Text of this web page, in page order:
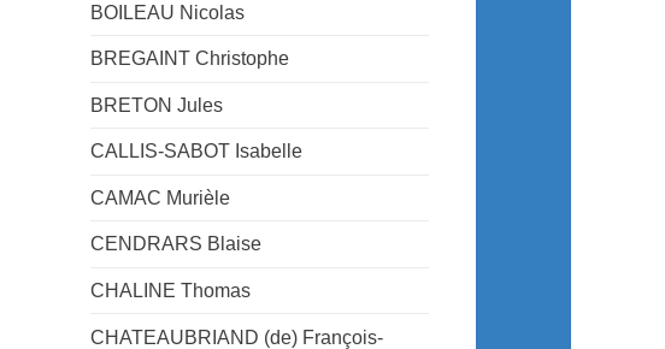
BOILEAU Nicolas
BREGAINT Christophe
BRETON Jules
CALLIS-SABOT Isabelle
CAMAC Murièle
CENDRARS Blaise
CHALINE Thomas
CHATEAUBRIAND (de) François-